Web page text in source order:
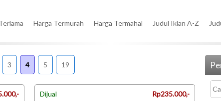
Harga Termurah Harga Termahal Judul Iklan A-Z
3 4 5 19
Dijual Rp235.000,-